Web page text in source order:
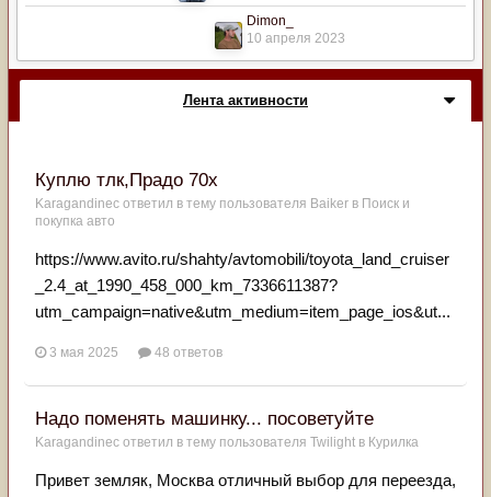
Dimon_
10 апреля 2023
Лента активности
Куплю тлк,Прадо 70x
Karagandinec ответил в тему пользователя Baiker в Поиск и
покупка авто
https://www.avito.ru/shahty/avtomobili/toyota_land_cruiser
_2.4_at_1990_458_000_km_7336611387?
utm_campaign=native&utm_medium=item_page_ios&ut...
3 мая 2025 48 ответов
Надо поменять машинку... посоветуйте
Karagandinec ответил в тему пользователя Twilight в Курилка
Привет земляк, Москва отличный выбор для переезда,